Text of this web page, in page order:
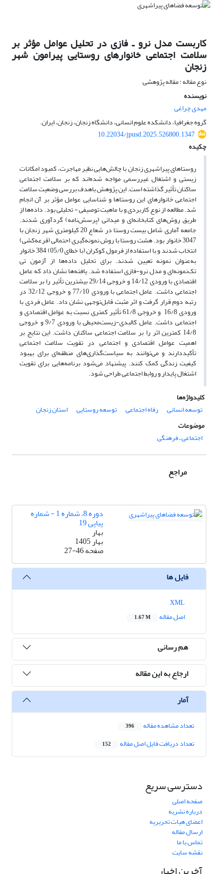
کاربست مدل نرو ـ فازی در تحلیل عوامل مؤثر بر
سلامت اجتماعی خانوارهای روستایی پیرامون شهر
زنجان
نوع مقاله : مقاله پژوهشی
نویسنده
مهدی چراغی
گروه جغرافیا، دانشکده علوم انسانی، دانشگاه زنجان، زنجان، ایران.
10.22034/jpusd.2025.526800.1347
چکیده
روستاهای پیراشهری زنجان با چالش‌هایی نظیر مهاجرت، کمبود امکانات
زیستی و اشتغال غیررسمی مواجه شده‌اند که بر سلامت اجتماعی
ساکنان تأثیر گذاشته است. این پژوهش باهدف بررسی وضعیت سلامت
اجتماعی خانوارهای این روستاها و شناسایی عوامل مؤثر بر آن انجام
شد. مطالعه از نوع کاربردی و با ماهیت توصیفی - تحلیلی بود. داده‌ها از
طریق روش‌های کتابخانه‌ای و میدانی (پرسش‌نامه) گردآوری شدند.
جامعه آماری شامل بیست روستا در شعاع 20 کیلومتری شهر زنجان با
3047 خانوار بود. هشت روستا با روش نمونه‌گیری احتمالی (قرعه‌کشی)
انتخاب شدند و با استفاده از فرمول کوکران (با خطای 05/0) 384 خانوار
به‌عنوان نمونه تعیین شدند. برای تحلیل داده‌ها از آزمون تی
تک‌نمونه‌ای و مدل نرو-فازی استفاده شد. یافته‌ها نشان داد که عامل
اقتصادی با ورودی 14/12 و خروجی 29/14 بیشترین تأثیر را بر سلامت
اجتماعی داشت. عامل اجتماعی با ورودی 77/10 و خروجی 32/12 در
رتبه دوم قرار گرفت و اثر مثبت قابل‌توجهی نشان داد. عامل فردی با
ورودی 16/8 و خروجی 61/8 تأثیر کمتری نسبت به عوامل اقتصادی و
اجتماعی داشت. عامل کالبدی-زیست‌محیطی با ورودی 9/7 و خروجی
14/8 کمترین اثر را بر سلامت اجتماعی ساکنان داشت. این نتایج بر
اهمیت عوامل اقتصادی و اجتماعی در تقویت سلامت اجتماعی
تأکیددارند و می‌توانند به سیاست‌گذاری‌های منطقه‌ای برای بهبود
کیفیت زندگی کمک کنند. پیشنهاد می‌شود برنامه‌هایی برای تقویت
اشتغال پایدار و روابط اجتماعی طراحی شود.
کلیدواژه‌ها
توسعه انسانی
رفاه اجتماعی توسعه روستایی
استان زنجان
موضوعات
اجتماعی ـ فرهنگی
مراجع
دوره 8، شماره 1 - شماره
پیاپی 19
بهار
بهار 1405
صفحه27-46
فایل ها
اصل مقاله
1.67 M
هم رسانی
ارجاع به این مقاله
آمار
تعداد مشاهده مقاله 396
تعداد دریافت فایل اصل مقاله 152
دسترسی سریع
صفحه اصلی
درباره نشریه
اعضای هیات تحریریه
ارسال مقاله
تماس با ما
نقشه سایت